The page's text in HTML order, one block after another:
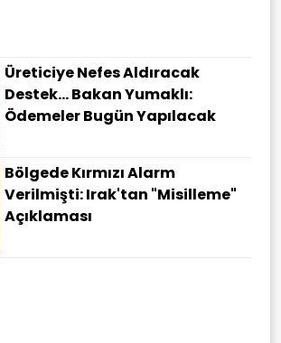
Üreticiye Nefes Aldıracak
Destek... Bakan Yumaklı:
Ödemeler Bugün Yapılacak
Bölgede Kırmızı Alarm
Verilmişti: Irak'tan "misilleme"
Açıklaması